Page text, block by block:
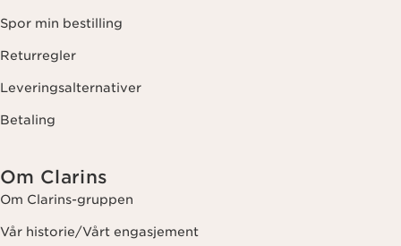
Spor min bestilling
Returregler
Leveringsalternativer
Betaling
Om Clarins
Om Clarins-gruppen
Vår historie/Vårt engasjement